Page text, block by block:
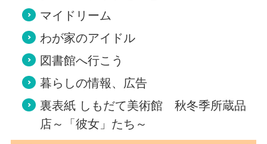
マイドリーム
わが家のアイドル
図書館へ行こう
暮らしの情報、広告
裏表紙 しもだて美術館 秋冬季所蔵品
店～「彼女」たち～